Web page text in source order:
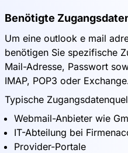
Benötigte
Um eine outlook e mail
benötigen Sie spezifische
Mail-Adresse, Passwort
IMAP, POP3 oder
Typische
Webmail-Anbieter wie
IT-Abteilung bei
Provider-Portale